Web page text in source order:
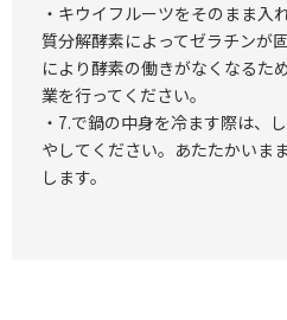
・キウイフルーツをそのまま入
質分解酵素によってゼラチンが
により酵素の働きがなくなるた
業を行ってください。
・7.で鍋の中身を冷ます際は、
やしてください。あたたかいま
します。